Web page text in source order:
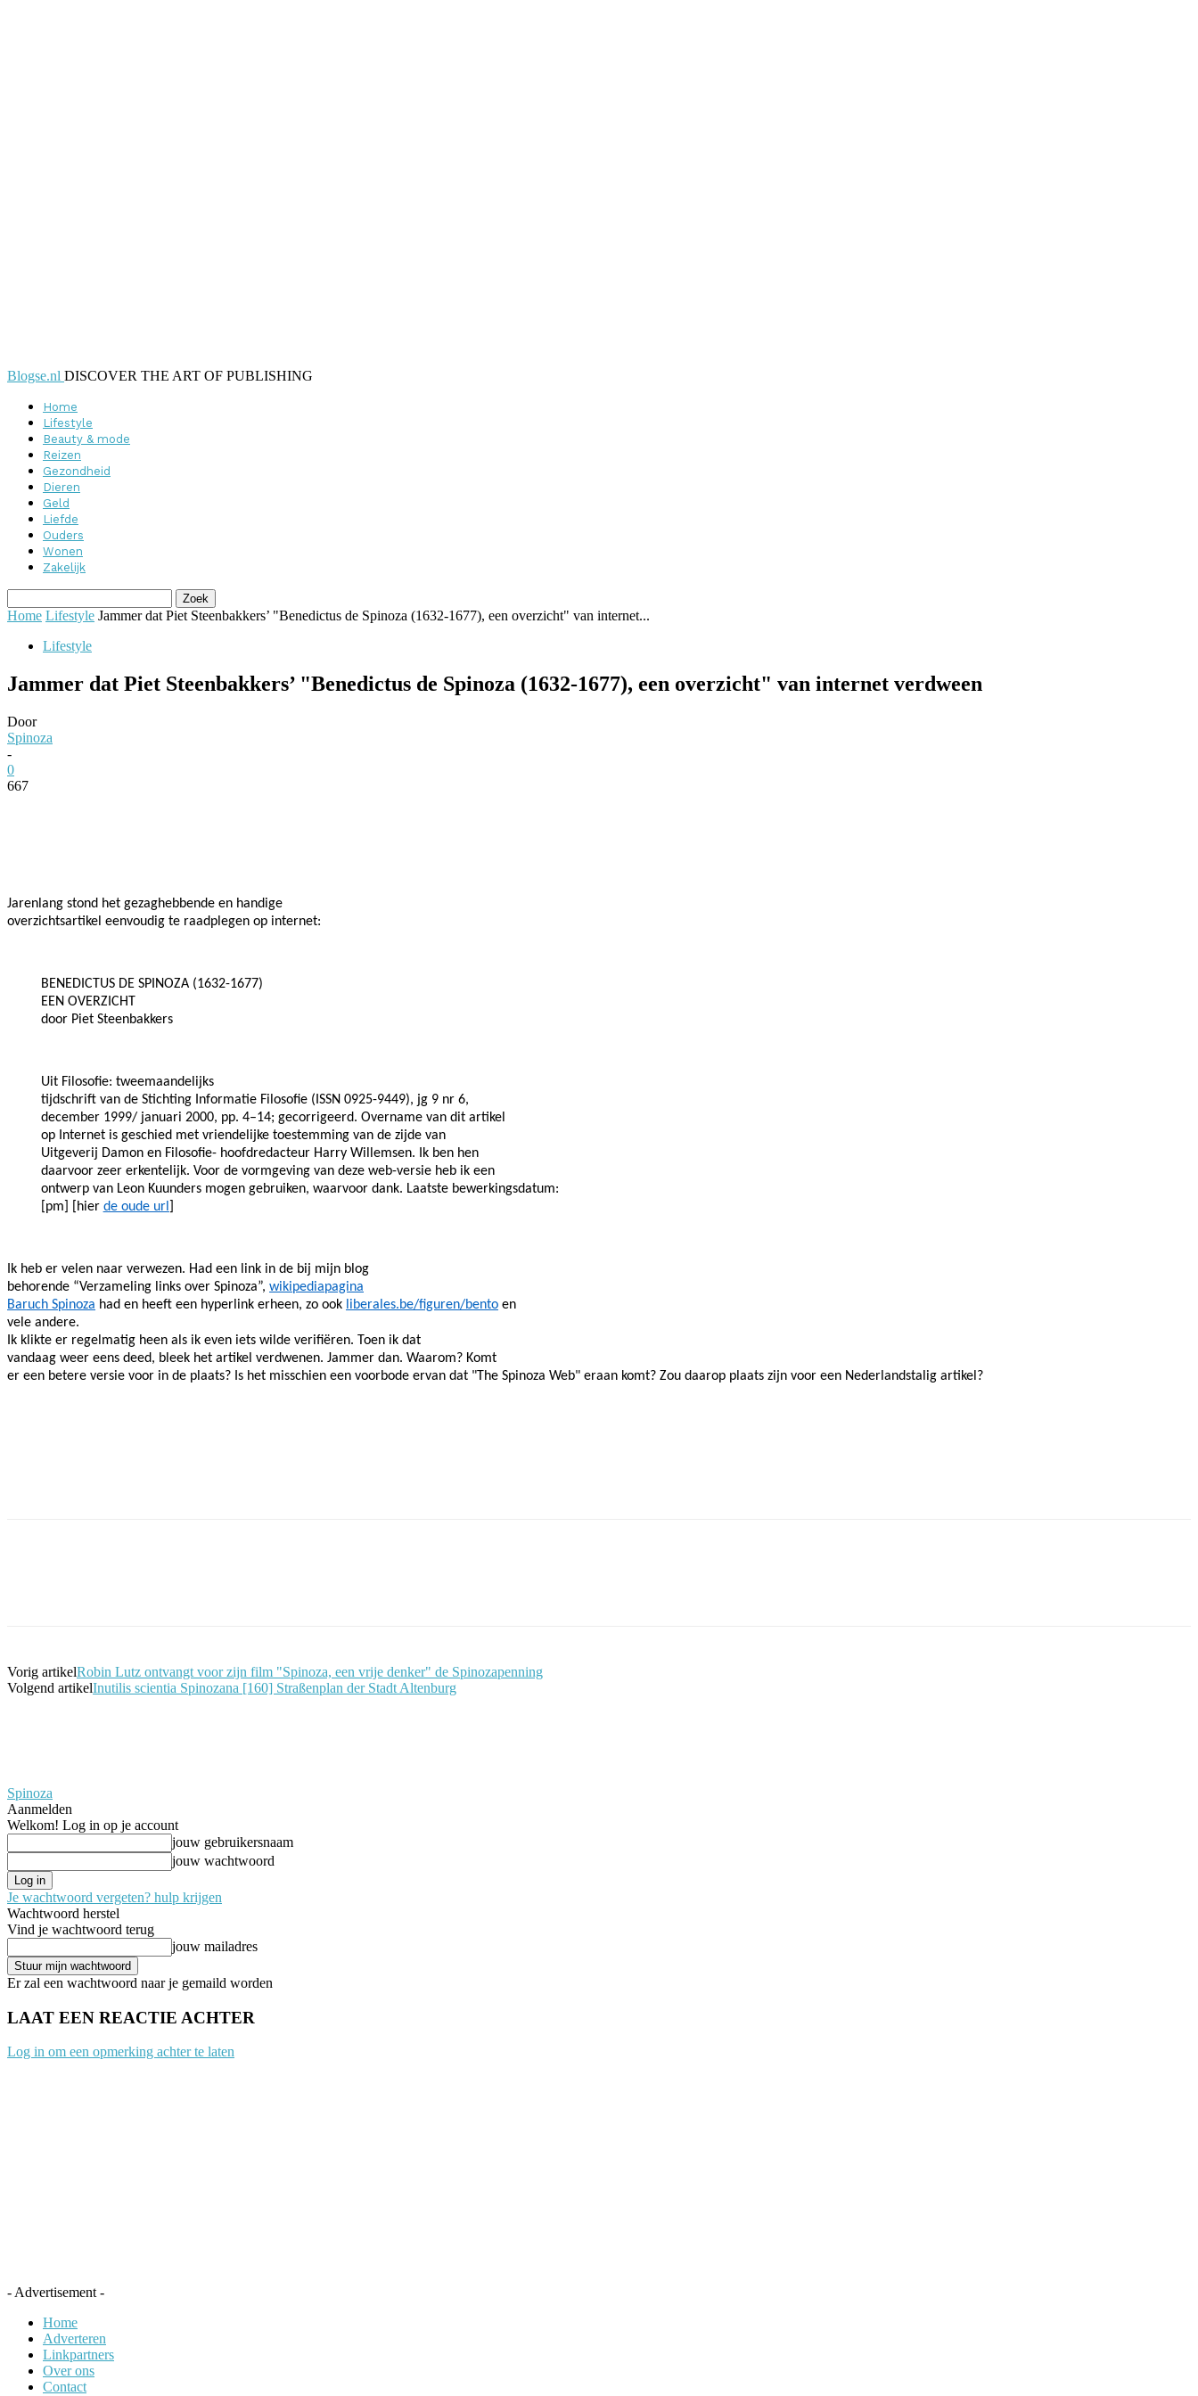
Blogse.nl DISCOVER THE ART OF PUBLISHING
Home
Lifestyle
Beauty & mode
Reizen
Gezondheid
Dieren
Geld
Liefde
Ouders
Wonen
Zakelijk
Home Lifestyle Jammer dat Piet Steenbakkers’ "Benedictus de Spinoza (1632-1677), een overzicht" van internet...
Lifestyle
Jammer dat Piet Steenbakkers’ "Benedictus de Spinoza (1632-1677), een overzicht" van internet verdween
Door
Spinoza
-
0
667
Jarenlang stond het gezaghebbende en handige
overzichtsartikel eenvoudig te raadplegen op internet:
BENEDICTUS DE SPINOZA (1632-1677)
EEN OVERZICHT
door Piet Steenbakkers
Uit Filosofie: tweemaandelijks
tijdschrift van de Stichting Informatie Filosofie (ISSN 0925-9449), jg 9 nr 6,
december 1999/ januari 2000, pp. 4–14; gecorrigeerd. Overname van dit artikel
op Internet is geschied met vriendelijke toestemming van de zijde van
Uitgeverij Damon en Filosofie- hoofdredacteur Harry Willemsen. Ik ben hen
daarvoor zeer erkentelijk. Voor de vormgeving van deze web-versie heb ik een
ontwerp van Leon Kuunders mogen gebruiken, waarvoor dank. Laatste bewerkingsdatum:
[pm] [hier de oude url
Ik heb er velen naar verwezen. Had een link in de bij mijn blog
behorende “Verzameling links over Spinoza”, wikipediapagina
Baruch Spinoza had en heeft een hyperlink erheen, zo ook liberales.be/figuren/bento en
vele andere.
Ik klikte er regelmatig heen als ik even iets wilde verifiëren. Toen ik dat
vandaag weer eens deed, bleek het artikel verdwenen. Jammer dan. Waarom? Komt
er een betere versie voor in de plaats? Is het misschien een voorbode ervan dat "The Spinoza Web" eraan komt? Zou daarop plaats zijn voor een Nederlandstalig artikel?
Vorig artikelRobin Lutz ontvangt voor zijn film "Spinoza, een vrije denker" de Spinozapenning
Volgend artikelInutilis scientia Spinozana [160] Straßenplan der Stadt Altenburg
Spinoza
Aanmelden
Welkom! Log in op je account
jouw gebruikersnaam
jouw wachtwoord
Je wachtwoord vergeten? hulp krijgen
Wachtwoord herstel
Vind je wachtwoord terug
jouw mailadres
Er zal een wachtwoord naar je gemaild worden
LAAT EEN REACTIE ACHTER
Log in om een opmerking achter te laten
- Advertisement -
Home
Adverteren
Linkpartners
Over ons
Contact